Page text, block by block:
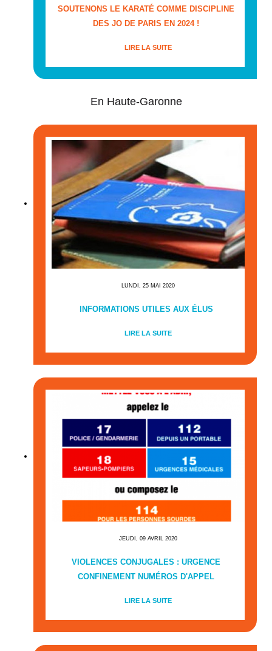
SOUTENONS LE KARATÉ COMME DISCIPLINE
DES JO DE PARIS EN 2024 !
LIRE LA SUITE
En Haute-Garonne
LUNDI, 25 MAI 2020
INFORMATIONS UTILES AUX ÉLUS
LIRE LA SUITE
JEUDI, 09 AVRIL 2020
VIOLENCES CONJUGALES : URGENCE
CONFINEMENT NUMÉROS D'APPEL
LIRE LA SUITE